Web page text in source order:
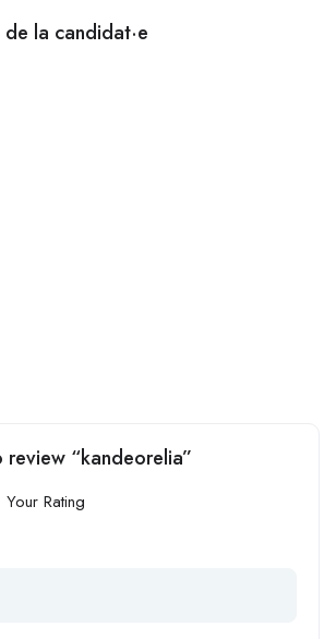
la candidat·e
“kandeorelia”
Your Rating